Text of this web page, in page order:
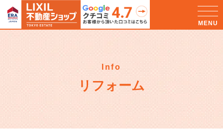
Info
リフォーム